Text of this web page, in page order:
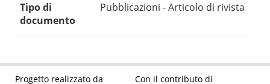
Tipo di
documento
Pubblicazioni - Articolo di rivista
Progetto realizzato da Con il contributo di